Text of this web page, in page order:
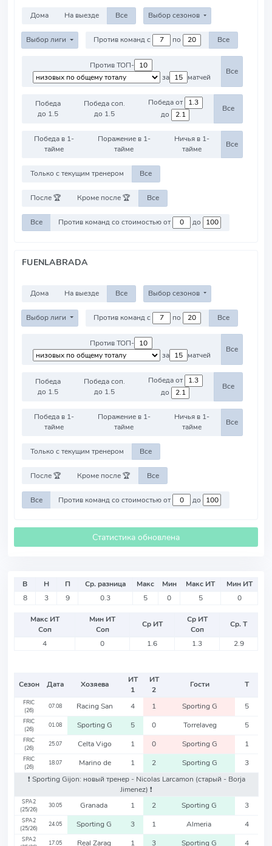
Дома На выезде Все Выбор сезонов
Выбор лиги Против команд с по Все
Против ТОП-
за
матчей
Все
Победа
до 1.5
Победа соп.
до 1.5
Победа от
до
Все
Победа в 1-
тайме
Поражение в 1-
тайме
Ничья в 1-
тайме
Все
Только с текущим тренером Все
После 🏆 Кроме после 🏆 Все
Все Против команд со стоимостью от до
FUENLABRADA
Дома На выезде Все Выбор сезонов
Выбор лиги Против команд с по Все
Против ТОП-
за
матчей
Все
Победа
до 1.5
Победа соп.
до 1.5
Победа от
до
Все
Победа в 1-
тайме
Поражение в 1-
тайме
Ничья в 1-
тайме
Все
Только с текущим тренером Все
После 🏆 Кроме после 🏆 Все
Все Против команд со стоимостью от до
Статистика обновлена
В Н П Ср. разница Макс Мин Макс ИТ
Мин ИТ
8
3 9 0.3 5 0 5 0
Макс ИТ
Соп
Мин ИТ
Соп
Ср ИТ
Ср ИТ
Соп
Ср. Т
4
0 1.6 1.3 2.9
Сезон Дата Хозяева
ИТ
1
ИТ
2
Гости Т
FRIC
(26)
07.08 Racing San 4 1 Sporting G 5
FRIC
(26)
01.08 Sporting G 5 0 Torrelaveg 5
FRIC
(26)
25.07 Celta Vigo 1 0 Sporting G 1
FRIC
(26)
18.07 Marino de 1 2 Sporting G
3
❗️ Sporting Gijon: новый тренер - Nicolas Larcamon (старый - Borja
Jimenez) ❗️
SPA2
(25/26)
30.05 Granada 1 2 Sporting G 3
SPA2
(25/26)
24.05 Sporting G 3 1 Almeria 4
SPA2
17.05 Real Zarag 1 3 Sporting G 4